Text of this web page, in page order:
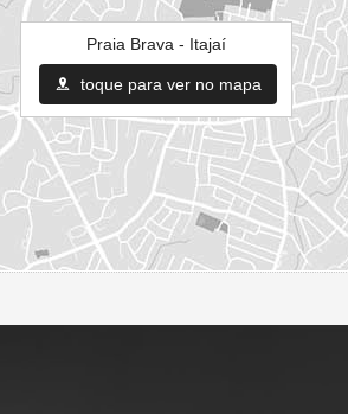
Praia Brava - Itajaí
toque para ver no mapa